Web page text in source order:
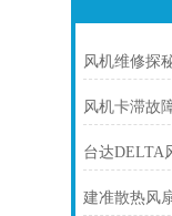
风机维修探
台达DELTA
建准散热风